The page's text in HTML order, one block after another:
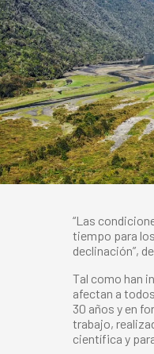
“Las
tiempo para
declinación”,
Tal como han
afectan a
30 años y en
trabajo,
científica y